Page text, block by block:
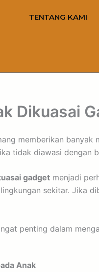
TENTANG KAMI
Dikuasai
memberikan
tidak diawasi dengan
gadget menjadi
sekitar. Jika
penting dalam
Anak